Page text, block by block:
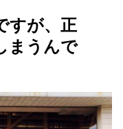
すが、正
まうんで